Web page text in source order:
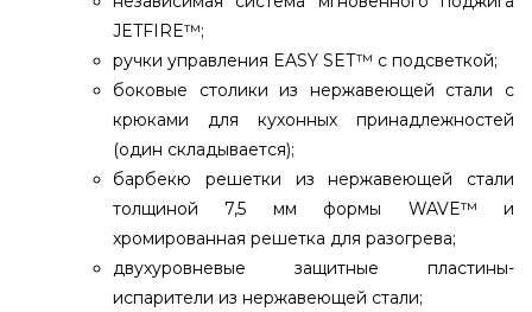
JETFIRE™;
ручки управления EASY SET™ с подсветкой;
боковые столики из нержавеющей стали с
крюками для кухонных принадлежностей
(один складывается);
барбекю решетки из нержавеющей стали
толщиной 7,5 мм формы WAVE™ и
хромированная решетка для разогрева;
двухуровневые защитные пластины-
испарители из нержавеющей стали;